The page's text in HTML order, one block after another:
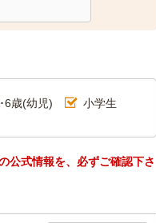
6歳(幼児)
小学生
公式情報を、必ずご確認下さ